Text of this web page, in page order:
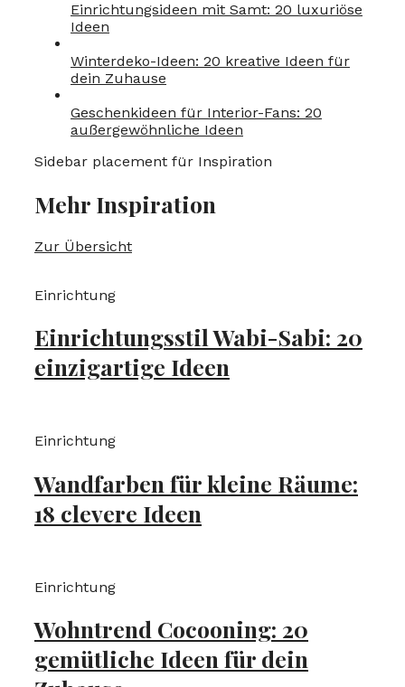
Einrichtungsideen mit Samt: 20 luxuriöse
Ideen
Winterdeko-Ideen: 20 kreative Ideen für
dein Zuhause
Geschenkideen für Interior-Fans: 20
außergewöhnliche Ideen
Sidebar placement für Inspiration
Mehr Inspiration
Zur Übersicht
Einrichtung
Einrichtungsstil Wabi-Sabi: 20
einzigartige Ideen
Einrichtung
Wandfarben für kleine Räume:
18 clevere Ideen
Einrichtung
Wohntrend Cocooning: 20
gemütliche Ideen für dein